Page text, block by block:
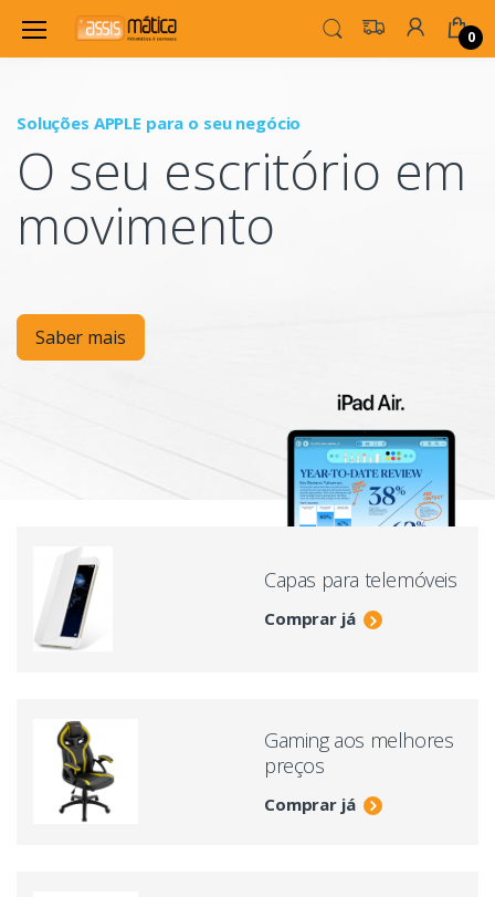
0
Soluções APPLE para o seu negócio
O seu escritório em
movimento
Saber mais
Capas para telemóveis
Comprar já
Gaming aos melhores
preços
Comprar já